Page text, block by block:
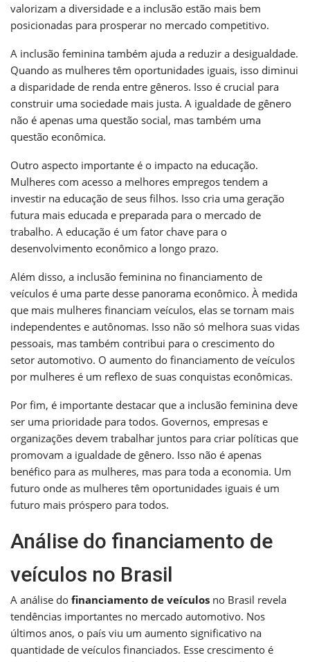
valorizam a diversidade e a inclusão estão mais bem
posicionadas para prosperar no mercado competitivo.
A inclusão feminina também ajuda a reduzir a desigualdade.
Quando as mulheres têm oportunidades iguais, isso diminui
a disparidade de renda entre gêneros. Isso é crucial para
construir uma sociedade mais justa. A igualdade de gênero
não é apenas uma questão social, mas também uma
questão econômica.
Outro aspecto importante é o impacto na educação.
Mulheres com acesso a melhores empregos tendem a
investir na educação de seus filhos. Isso cria uma geração
futura mais educada e preparada para o mercado de
trabalho. A educação é um fator chave para o
desenvolvimento econômico a longo prazo.
Além disso, a inclusão feminina no financiamento de
veículos é uma parte desse panorama econômico. À medida
que mais mulheres financiam veículos, elas se tornam mais
independentes e autônomas. Isso não só melhora suas vidas
pessoais, mas também contribui para o crescimento do
setor automotivo. O aumento do financiamento de veículos
por mulheres é um reflexo de suas conquistas econômicas.
Por fim, é importante destacar que a inclusão feminina deve
ser uma prioridade para todos. Governos, empresas e
organizações devem trabalhar juntos para criar políticas que
promovam a igualdade de gênero. Isso não é apenas
benéfico para as mulheres, mas para toda a economia. Um
futuro onde as mulheres têm oportunidades iguais é um
futuro mais próspero para todos.
Análise do financiamento de
veículos no Brasil
A análise do financiamento de veículos no Brasil revela
tendências importantes no mercado automotivo. Nos
últimos anos, o país viu um aumento significativo na
quantidade de veículos financiados. Esse crescimento é